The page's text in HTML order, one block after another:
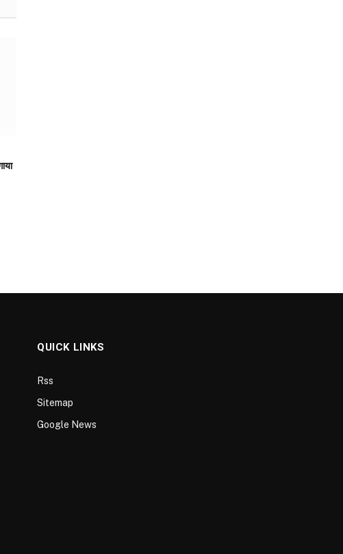
QUICK LINKS
Rss
Sitemap
Google News